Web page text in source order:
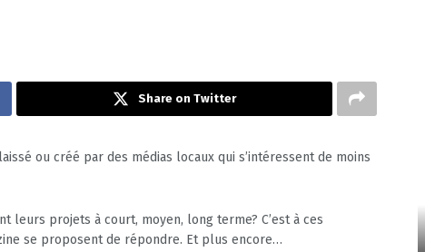
Share on Twitter
ou créé par des médias locaux qui s’intéressent de moins
leurs projets à court, moyen, long terme? C’est à ces
se proposent de répondre. Et plus encore…